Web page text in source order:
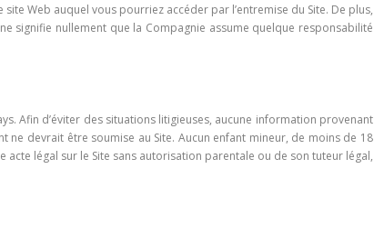
Web auquel vous pourriez accéder par l’entremise du Site. De plus,
signifie nullement que la Compagnie assume quelque responsabilité
Afin d’éviter des situations litigieuses, aucune information provenant
ne devrait être soumise au Site. Aucun enfant mineur, de moins de 18
légal sur le Site sans autorisation parentale ou de son tuteur légal,